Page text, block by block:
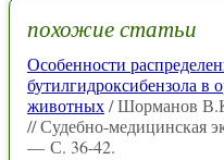
похожие статьи
Особенности
бутилгидроксибензола в
животных/ Шорманов
// Судебно-
— С. 36-42.